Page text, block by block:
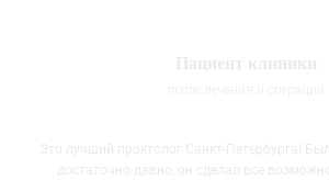
Пациент клиники
Это лучший проктолог Санкт-Петербурга!
достаточно давно, он сделал все